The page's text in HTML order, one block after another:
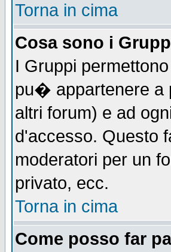
Torna in cima
Cosa sono i
I Gruppi
pu� appartenere a
altri forum) e ad
d'accesso. Questo
moderatori per un
privato, ecc.
Torna in cima
Come posso far